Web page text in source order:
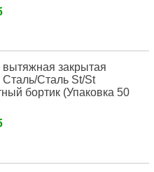
вытяжная закрытая
Сталь/Сталь St/St
бортик (Упаковка 50